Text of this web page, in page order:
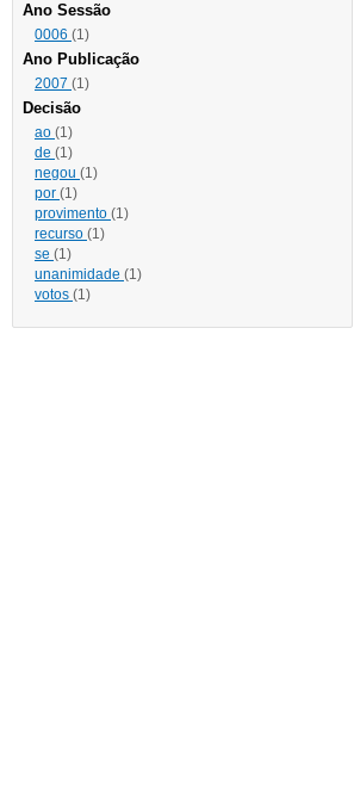
Ano Sessão
0006 (1)
Ano Publicação
2007 (1)
Decisão
ao (1)
de (1)
negou (1)
por (1)
provimento (1)
recurso (1)
se (1)
unanimidade (1)
votos (1)